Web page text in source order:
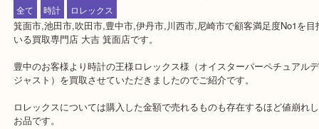
オイスターパーペチュアルデイトジャスト買取（ N/A N/A N/A ）
全て
時計 ロレックス
箕面市,池田市,吹田市,豊中市,伊丹市,川西市,尼崎市で顧客満足度
いる買取専門店 大吉 箕面店です。